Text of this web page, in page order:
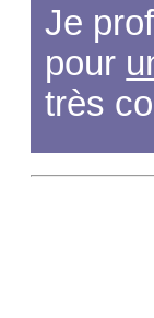
Je
pour
très